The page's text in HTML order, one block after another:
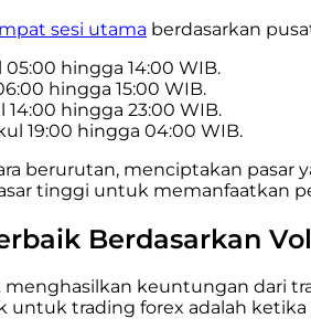
sesi utama berdasarkan
hingga 14:00 WIB.
hingga 15:00 WIB.
14:00 hingga 23:00 WIB.
19:00 hingga 04:00 WIB.
berurutan, menciptakan
tinggi untuk memanfaatkan
Berdasarkan
keuntungan dari
untuk trading forex adalah ketika